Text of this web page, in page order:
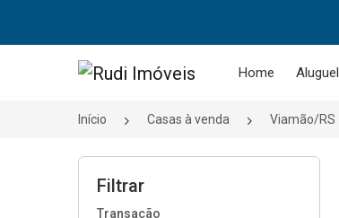
Página inicial Home Aluguel
Início Casas à venda Viamão/RS
Filtrar
Transação